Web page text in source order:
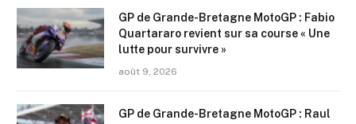
GP de Grande-Bretagne MotoGP : Fabio
Quartararo revient sur sa course « Une
lutte pour survivre »
août 9, 2026
GP de Grande-Bretagne MotoGP : Raul